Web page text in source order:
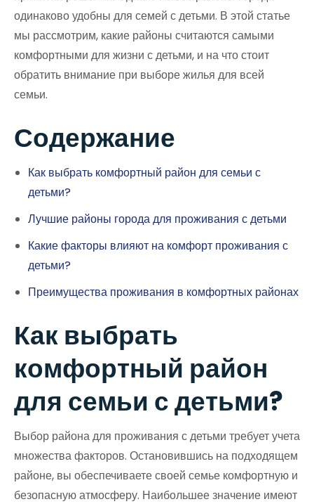
одинаково удобны для семей с детьми. В этой статье
мы рассмотрим, какие районы считаются самыми
комфортными для жизни с детьми, и на что стоит
обратить внимание при выборе жилья для всей
семьи.
Содержание
Как выбрать комфортный район для семьи с
детьми?
Лучшие районы города для проживания с детьми
Какие факторы влияют на комфорт проживания с
детьми?
Преимущества проживания в комфортных районах
Как выбрать
комфортный район
для семьи с детьми?
Выбор района для проживания с детьми требует учета
множества факторов. Остановившись на подходящем
районе, вы обеспечиваете своей семье комфортную и
безопасную атмосферу. Наибольшее значение имеют